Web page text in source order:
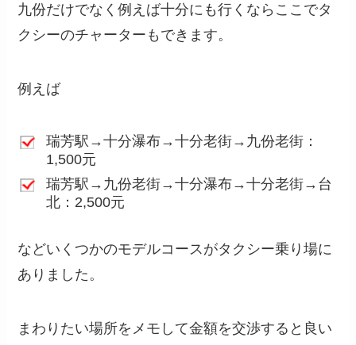
九份だけでなく例えば十分にも行くならここでタ
クシーのチャーターもできます。
例えば
瑞芳駅→十分瀑布→十分老街→九份老街：
1,500元
瑞芳駅→九份老街→十分瀑布→十分老街→台
北：2,500元
などいくつかのモデルコースがタクシー乗り場に
ありました。
まわりたい場所をメモして金額を交渉すると良い